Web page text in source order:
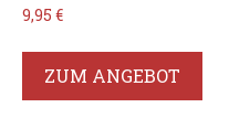
9,95 €
ZUM ANGEBOT